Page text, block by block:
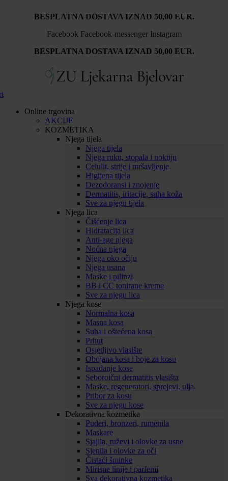
BESPLATNA DOSTAVA IZNAD 50,00 EUR.
Facebook Facebook-messenger Instagram
BESPLATNA DOSTAVA IZNAD 50,00 EUR.
Online trgovina
AKCIJE
KOZMETIKA
Njega tijela
Njega tijela
Njega ruku, stopala i noktiju
Celulit, strije i mršavljenje
Higijena tijela
Dezodoransi i znojenje
Dermatitis, iritacije, suha koža
Sve za njegu tijela
Njega lica
Čišćenje lica
Hidratacija lica
Anti-age njega
Noćna njega
Njega oko očiju
Njega usana
Maske i pilinzi
BB i CC tonirane kreme
Sve za njegu lica
Njega kose
Normalna kosa
Masna kosa
Suha i oštećena kosa
Prhut
Osjetljivo vlasište
Obojana kosa i boje za kosu
Ispadanje kose
Seboroični dermatitis vlasišta
Maske, regeneratori, sprejevi, ulja
Pribor za kosu
Sve za njegu kose
Dekorativna kozmetika
Puderi, bronzeri, rumenila
Maskare
Sjajila, ruževi i olovke za usne
Sjenila i olovke za oči
Čistaći šminke
Mirisne linije i parfemi
Sva dekorativna kozmetika